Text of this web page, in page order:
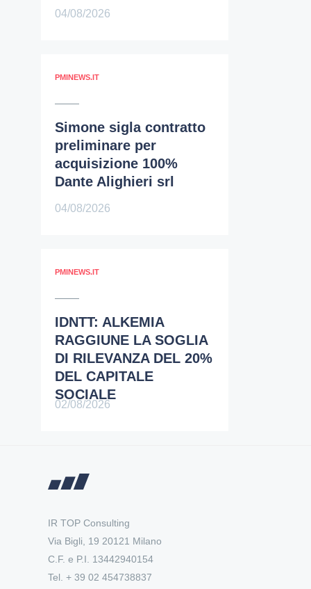
04/08/2026
PMINEWS.IT
Simone sigla contratto
preliminare per
acquisizione 100%
Dante Alighieri srl
04/08/2026
PMINEWS.IT
IDNTT: ALKEMIA
RAGGIUNE LA SOGLIA
DI RILEVANZA DEL 20%
DEL CAPITALE
SOCIALE
02/08/2026
IR TOP Consulting
Via Bigli, 19 20121 Milano
C.F. e P.I. 13442940154
Tel. + 39 02 454738837